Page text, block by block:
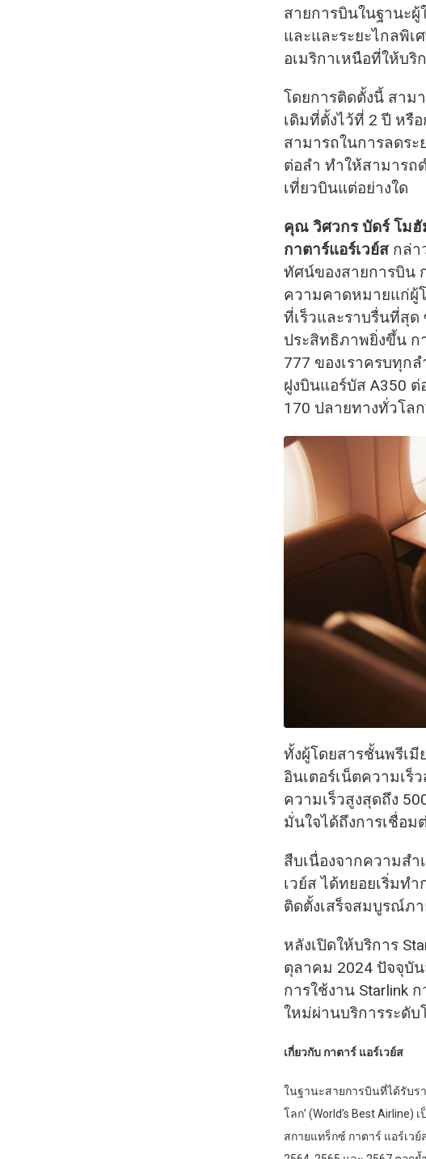
สายการบินในฐานะผู้
และและระยะไกลพิเ
อเมริกาเหนือที่ให้บริ
โดยการติดตั้งนี้ สาม
เดิมที่ตั้งไว้ที่ 2 ปี หรื
สามารถในการลดระ
ต่อลำ ทำให้สามารถ
เที่ยวบินแต่อย่างใด
คุณ วิศวกร บัดร์ โมฮั
กาตาร์แอร์เวย์ส กล่า
ทัศน์ของสายการบิน
ความคาดหมายแก่ผู้
ที่เร็วและราบรื่นที่สุด
ประสิทธิภาพยิ่งขึ้น ก
777 ของเราครบทุก
ฝูงบินแอร์บัส A350
170 ปลายทางทั่วโลก
ทั้งผู้โดยสารชั้นพรีเ
อินเตอร์เน็ตความเร็
ความเร็วสูงสุดถึง
มั่นใจได้ถึงการเชื่อม
สืบเนื่องจากความสำ
เวย์ส ได้ทยอยเริ่มท
ติดตั้งเสร็จสมบูรณ์ภ
หลังเปิดให้บริการ
ตุลาคม 2024 ปัจจุบั
การใช้งาน Starlink
ใหม่ผ่านบริการระดั
เกี่ยวกับ กาตาร์ แอร์เวย์ส
ในฐานะสายการบินที่ได้รับร
โลก’ (World’s Best
สกายแทร็กซ์ กาตาร์ แอร์เว